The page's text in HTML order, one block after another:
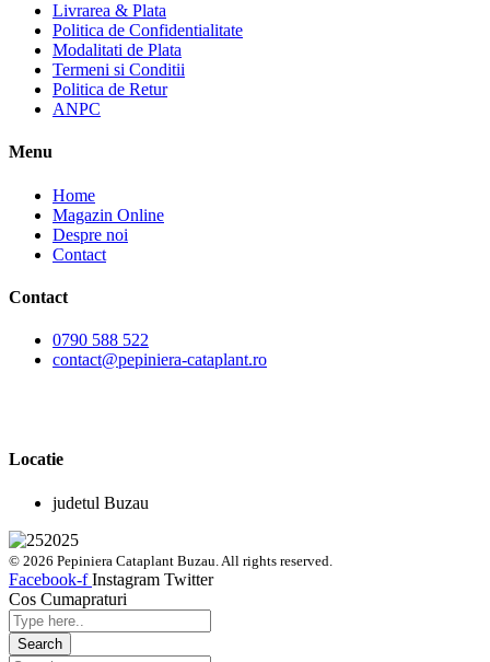
Livrarea & Plata
Politica de Confidentialitate
Modalitati de Plata
Termeni si Conditii
Politica de Retur
ANPC
Menu
Home
Magazin Online
Despre noi
Contact
Contact
0790 588 522
contact@pepiniera-cataplant.ro
Locatie
judetul Buzau
© 2026 Pepiniera Cataplant Buzau. All rights reserved.
Facebook-f Instagram Twitter
Cos Cumapraturi